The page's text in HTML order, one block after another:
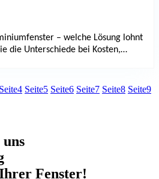
– welche Lösung lohnt
die Unterschiede bei Kosten,
Pflege und Design, um die beste
zu treffen.
Seite4 Seite5 Seite6 Seite7 Seite8 Seite9
Fenster!